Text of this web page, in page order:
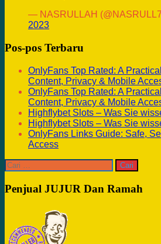
— NASRULLAH
2023
Pos-pos Terbaru
OnlyFans Top Rated: A
Content, Privacy & Mobile
OnlyFans Top Rated: A
Content, Privacy & Mobile
Highflybet Slots – Was Sie
Highflybet Slots – Was Sie
OnlyFans Links Guide: Safe,
Access
Cari
untuk:
Penjual JUJUR Dan Ramah